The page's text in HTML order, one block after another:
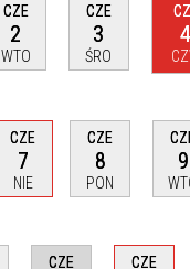
CZE
2
WTO
CZE
3
ŚRO
4
CZE
7
NIE
CZE
8
PON
9
CZE CZE